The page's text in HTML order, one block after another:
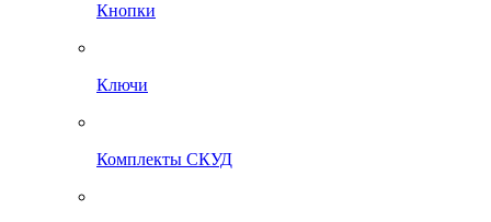
Кнопки
Ключи
Комплекты СКУД